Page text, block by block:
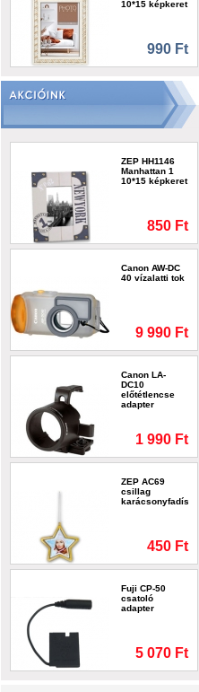
10*15 képkeret
990 Ft
ZEP HH1146
Manhattan 1
10*15 képkeret
850 Ft
Canon AW-DC
40 vízalatti tok
9 990 Ft
Canon LA-
DC10
előtétlencse
adapter
1 990 Ft
ZEP AC69
csillag
karácsonyfadísz
450 Ft
Fuji CP-50
csatoló
adapter
5 070 Ft